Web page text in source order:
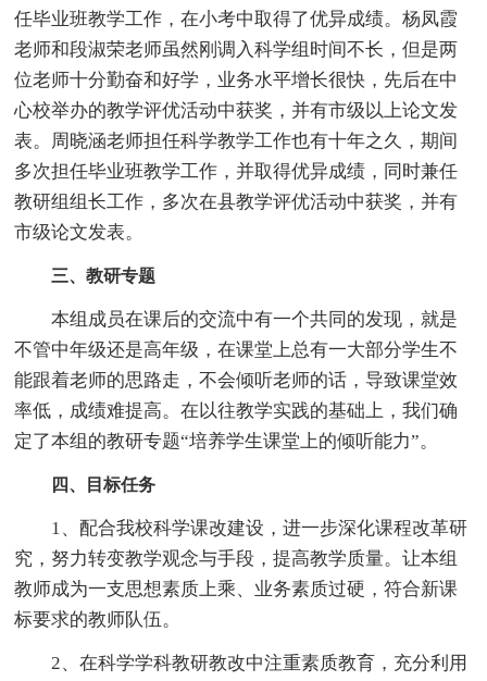
任毕业班教学工作，在小考中取得了优异成绩。杨凤霞
老师和段淑荣老师虽然刚调入科学组时间不长，但是两
位老师十分勤奋和好学，业务水平增长很快，先后在中
心校举办的教学评优活动中获奖，并有市级以上论文发
表。周晓涵老师担任科学教学工作也有十年之久，期间
多次担任毕业班教学工作，并取得优异成绩，同时兼任
教研组组长工作，多次在县教学评优活动中获奖，并有
市级论文发表。
三、教研专题
本组成员在课后的交流中有一个共同的发现，就是
不管中年级还是高年级，在课堂上总有一大部分学生不
能跟着老师的思路走，不会倾听老师的话，导致课堂效
率低，成绩难提高。在以往教学实践的基础上，我们确
定了本组的教研专题“培养学生课堂上的倾听能力”。
四、目标任务
1、配合我校科学课改建设，进一步深化课程改革研
究，努力转变教学观念与手段，提高教学质量。让本组
教师成为一支思想素质上乘、业务素质过硬，符合新课
标要求的教师队伍。
2、在科学学科教研教改中注重素质教育，充分利用